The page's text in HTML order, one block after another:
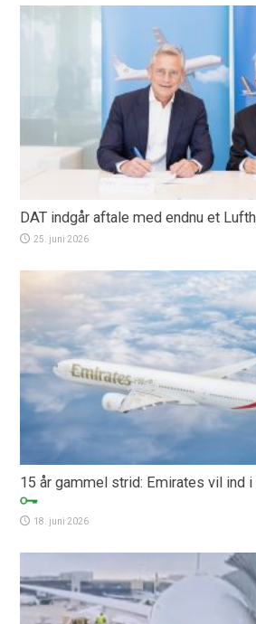
DAT indgår aftale med endnu et
25. juni 2026
15 år gammel strid: Emirates vil ind
18. juni 2026